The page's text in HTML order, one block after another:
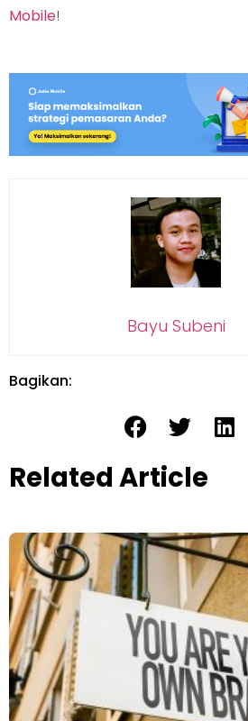
Bagikan:
Mobile!
Bayu Subeni
Related Article